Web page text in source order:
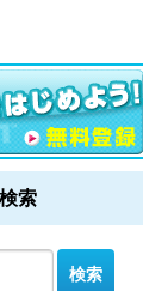
索